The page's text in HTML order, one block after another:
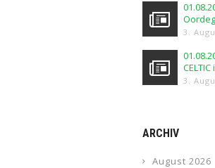
3.
3.
ARCHIV
August 2026